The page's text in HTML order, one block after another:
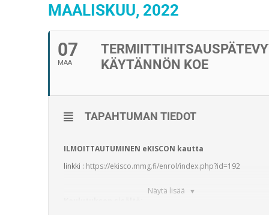
MAALISKUU, 2022
07
MAA
KÄYTÄNNÖN KOE
Näytä lisää
TAPAHTUMAN TIEDOT
ILMOITTAUTUMINEN eKISCON kautta
linkki : https://ekisco.mmg.fi/enrol/index.php?id=192